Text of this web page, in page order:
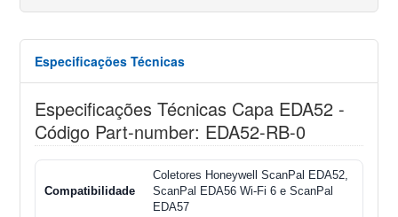
Especificações Técnicas
Especificações Técnicas Capa EDA52 -
Código Part-number: EDA52-RB-0
Compatibilidade
Coletores Honeywell ScanPal EDA52,
ScanPal EDA56 Wi-Fi 6 e ScanPal
EDA57